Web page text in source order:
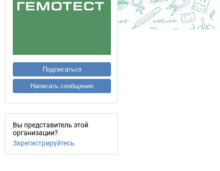
Подписаться
Написать сообщение
Вы представитель этой
организации?
Зарегистрируйтесь